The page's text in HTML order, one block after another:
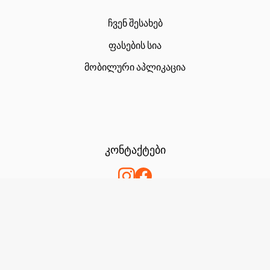
ჩვენ შესახებ
ფასების სია
მობილური აპლიკაცია
კონტაქტები